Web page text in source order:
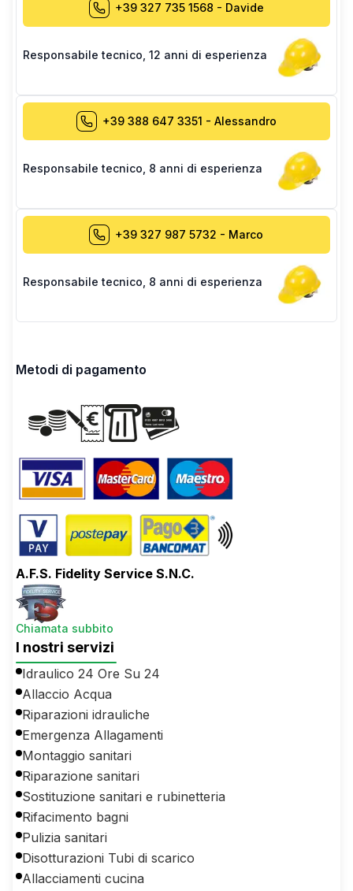
+39 327 735 1568 - Davide
Responsabile tecnico 12 anni di esperienza
+39 388 647 3351 - Alessandro
Responsabile tecnico 8 anni di esperienza
+39 327 987 5732 - Marco
Responsabile tecnico 8 anni di esperienza
Metodi di pagamento
A.F.S. Fidelity Service S.N.C.
Chiamata subbito
I nostri servizi
Idraulico 24 Ore Su 24
Allaccio Acqua
Riparazioni idrauliche
Emergenza Allagamenti
Montaggio sanitari
Riparazione sanitari
Sostituzione sanitari e rubinetteria
Rifacimento bagni
Pulizia sanitari
Disotturazioni Tubi di scarico
Allacciamenti cucina